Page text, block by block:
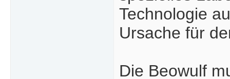
Technologie
Ursache für
Die Beowulf